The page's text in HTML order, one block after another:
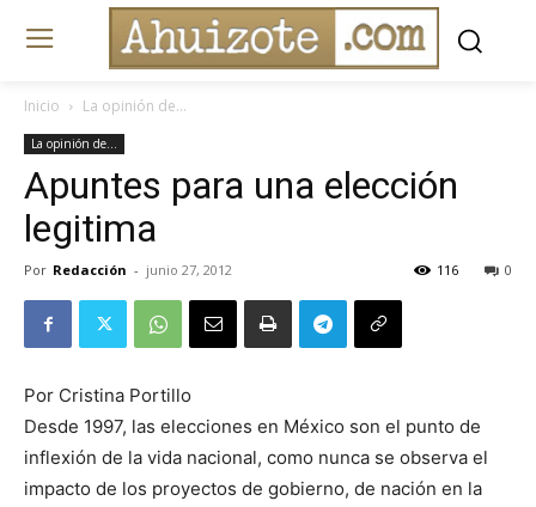
Inicio La opinión de...
La opinión de...
Apuntes para una elección
legitima
Por Redacción - junio 27, 2012 0
116
Por Cristina Portillo
Desde 1997, las elecciones en México son el punto de
inflexión de la vida nacional, como nunca se observa el
impacto de los proyectos de gobierno, de nación en la